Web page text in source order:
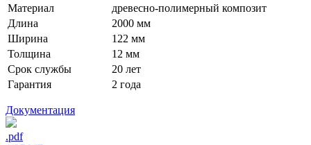
Материал
древесно-полимерный композит
Длина
2000 мм
Ширина
122 мм
Толщина
12 мм
Срок службы
20 лет
Гарантия
2 года
Документация
.pdf